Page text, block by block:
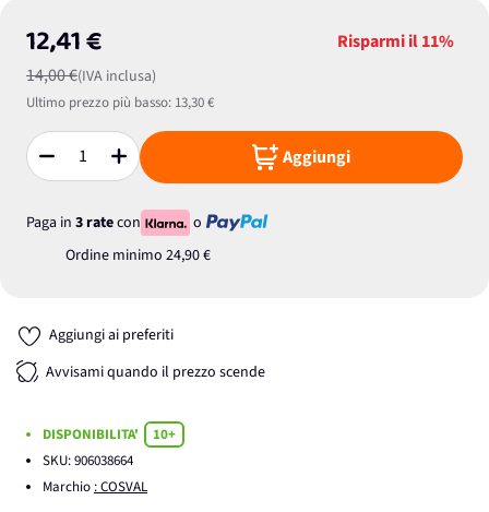
12,41 €
14,00 €(IVA inclusa)
Risparmi il11%
Ultimo prezzo più basso: 13,30 €
Quantità Aggiungi
Paga in 3 ratecon
o
Ordine minimo 24,90 €
Aggiungi ai preferiti
Avvisami quando il prezzo scende
DISPONIBILITA'
10+
SKU:906038664
Marchio : COSVAL